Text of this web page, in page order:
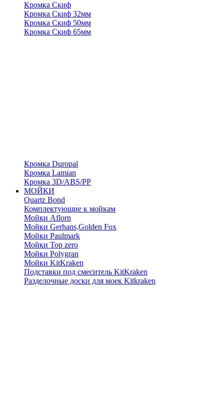
Кромка Скиф
Кромка Скиф 32мм
Кромка Скиф 50мм
Кромка Скиф 65мм
Кромка Duropal
Кромка Lamian
Кромка 3D/ABS/PP
МОЙКИ
Quartz Bond
Комплектующие к мойкам
Мойки Aflorn
Мойки Gerhans,Golden Fox
Мойки Paulmark
Мойки Top zero
Мойки Polygran
Мойки KitKraken
Подставки под смеситель KitKraken
Разделочные доски для моек Kitkraken